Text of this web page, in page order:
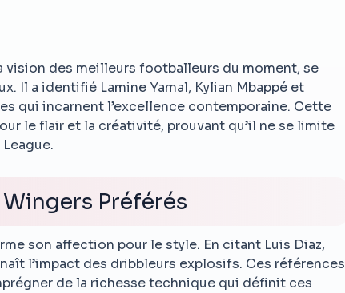
vision des meilleurs footballeurs du moment, se
Il a identifié Lamine Yamal, Kylian Mbappé et
qui incarnent l’excellence contemporaine. Cette
le flair et la créativité, prouvant qu’il ne se limite
Préférés
son affection pour le style. En citant Luis Diaz,
l’impact des dribbleurs explosifs. Ces références
de la richesse technique qui définit ces